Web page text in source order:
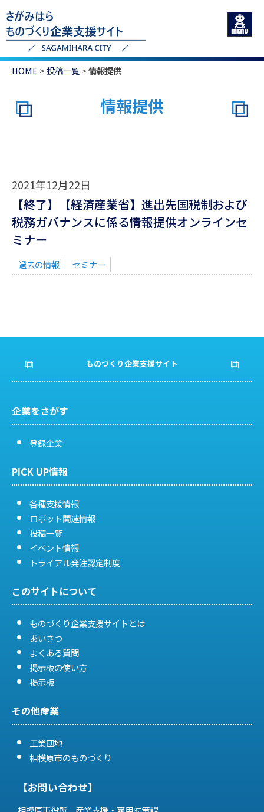
HOME >投稿一覧>情報提供
情報提供
2021年12月22日
【終了】【経済産業省】進出先国税制および
税務ガバナンスに係る情報提供オンラインセ
ミナー
過去の情報 セミナー
ものづくり企業支援サイト
企業をさがす
登録企業
PICK UP情報
各種支援情報
ロボット関連情報
投稿一覧
イベント情報
トライアル発注認定制度
このサイトについて
ものづくり企業支援サイトとは
あいさつ
よくある質問
掲示板の使い方
掲示板
その他産業
工業団地
相模原市のものづくり
【お問い合わせ】